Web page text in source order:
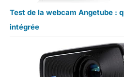
Test de la webcam Angetube :
intégrée